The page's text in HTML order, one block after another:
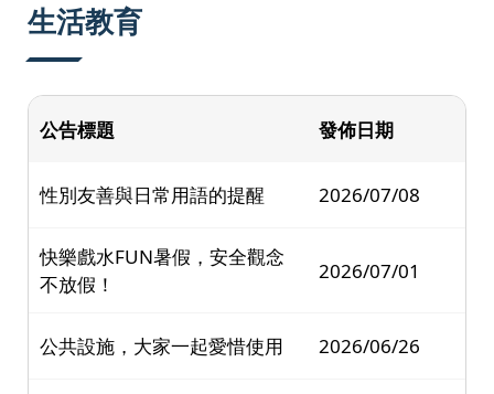
生活教育
公告標題 發佈日期
性別友善與日常用語的提醒 2026/07/08
快樂戲水FUN暑假，安全觀念
不放假！
2026/07/01
公共設施，大家一起愛惜使用 2026/06/26